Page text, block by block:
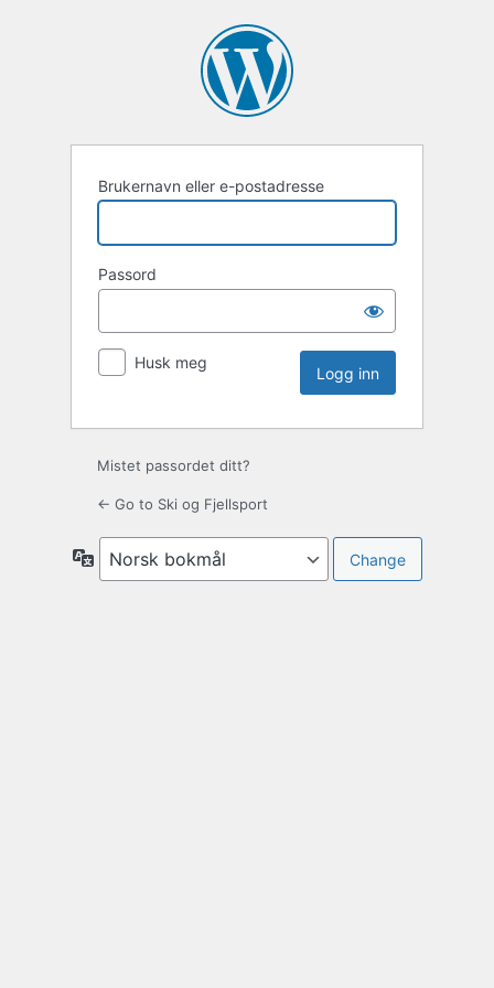
Brukernavn eller e-postadresse
Passord
Husk meg
Mistet passordet ditt?
← Go to Ski og Fjellsport
Språk